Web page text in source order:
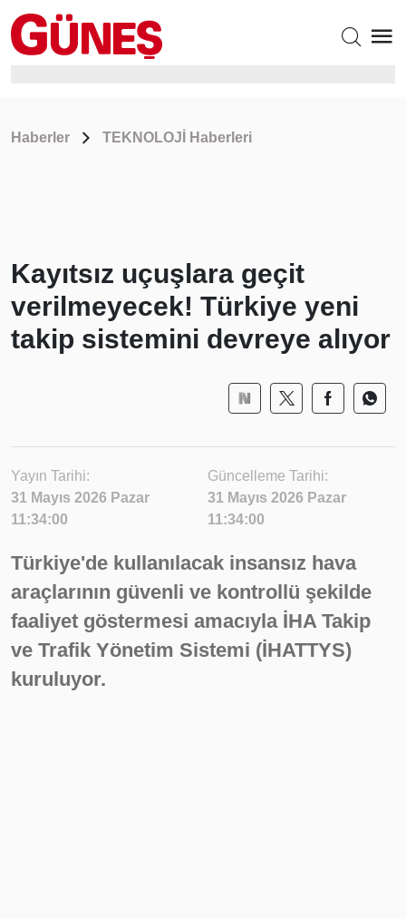
Haberler TEKNOLOJİ Haberleri
Kayıtsız uçuşlara geçit
verilmeyecek! Türkiye yeni
takip sistemini devreye alıyor
Yayın Tarihi:
31 Mayıs 2026 Pazar
11:34:00
Güncelleme Tarihi:
31 Mayıs 2026 Pazar
11:34:00
Türkiye'de kullanılacak insansız hava
araçlarının güvenli ve kontrollü şekilde
faaliyet göstermesi amacıyla İHA Takip
ve Trafik Yönetim Sistemi (İHATTYS)
kuruluyor.